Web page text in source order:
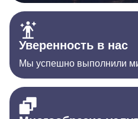
Уверенность в нас
Мы успешно выполнили